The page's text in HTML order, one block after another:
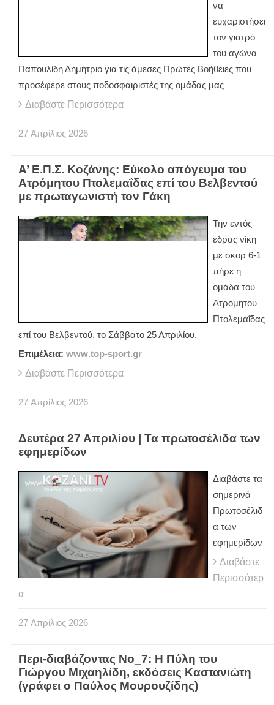
να
ευχαριστήσει
τον γιατρό
του αγώνα
Παπουλίδη Δημήτριο για τις άμεσες Πρώτες Βοήθειες που
προσέφερε στους ποδοσφαιριστές της ομάδας μας
Διαβάστε Περισσότερα
27 Απρίλιος 2026
Α’ Ε.Π.Σ. Κοζάνης: Εύκολο απόγευμα του
Ατρόμητου Πτολεμαΐδας επί του Βελβεντού
με πρωταγωνιστή τον Γάκη
Την εντός
έδρας νίκη
με σκορ 6-1
πήρε η
ομάδα του
Ατρόμητου
Πτολεμαΐδας
επί του Βελβεντού, το Σάββατο 25 Απριλίου.
Επιμέλεια: www.top-sport.gr
Διαβάστε Περισσότερα
27 Απρίλιος 2026
Δευτέρα 27 Απριλίου | Τα πρωτοσέλιδα των
εφημερίδων
Διαβάστε τα
σημερινά
Πρωτοσέλιδ
α των
εφημερίδων
Διαβάστε
Περισσότερ
α
27 Απρίλιος 2026
Περι-διαβάζοντας Νο_7: Η Πύλη του
Γιώργου Μιχαηλίδη, εκδόσεις Καστανιώτη
(γράφει ο Παύλος Μουρουζίδης)